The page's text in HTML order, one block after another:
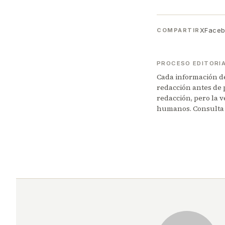
COMPARTIR X
PROCESO
Cada información
redacción antes
redacción, pero la
humanos.